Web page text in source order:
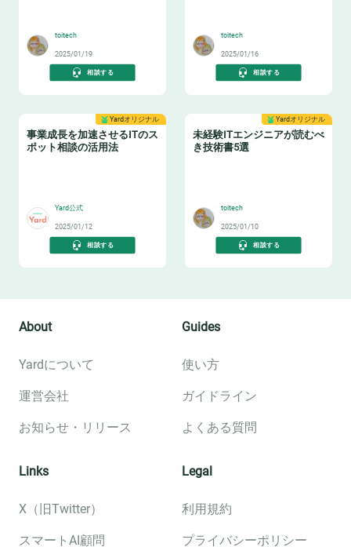
toitech
2025/01/19
相談する
toitech
2025/01/16
相談する
Yardオリジナル
事業成長を加速させるITのス
ポット相談の活用法
Yard公式
2025/01/12
相談する
Yardオリジナル
未経験ITエンジニアが読むべ
き技術書5選
toitech
2025/01/10
相談する
About
Yardについて
運営会社
お知らせ・リリース
Guides
使い方
ガイドライン
よくある質問
Links
X（旧Twitter）
スマートAI顧問
Legal
利用規約
プライバシーポリシー